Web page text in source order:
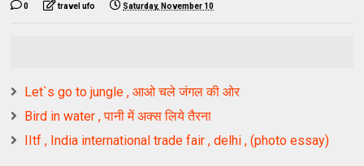
0 travel ufo Saturday, November 10
Let`s go to jungle , आओ चले जंगल की ओर
Bird in water , पानी में अक्स लिये तैरना
IItf , India international trade fair , delhi , (photo essay)